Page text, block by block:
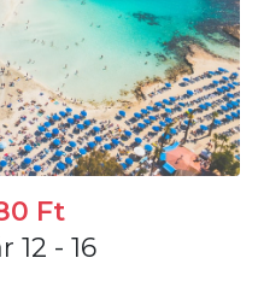
Ft
12 - 16